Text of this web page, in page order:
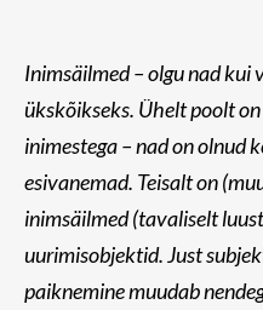
Inimsäilmed – olgu nad kui
ükskõikseks. Ühelt poolt
inimestega – nad on olnud
esivanemad. Teisalt on
inimsäilmed (tavaliselt
uurimisobjektid. Just
paiknemine muudab